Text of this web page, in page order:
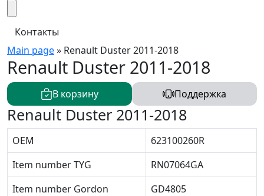
Контакты
Main page» Renault Duster 2011-2018
Renault Duster 2011-2018
В корзину Поддержка
Renault Duster 2011-2018
OEM
623100260R
Item number TYG
RN07064GA
Item number Gordon
GD4805